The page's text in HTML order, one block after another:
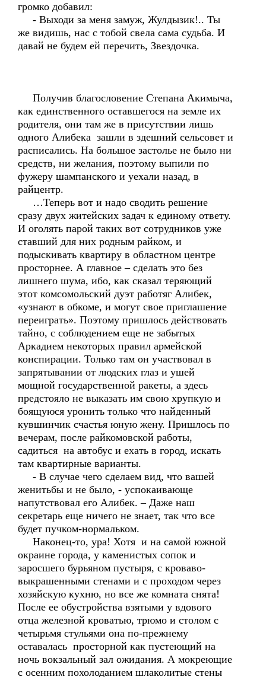
громко добавил:
- Выходи за меня замуж, Жулдызик!.. Ты
же видишь, нас с тобой свела сама судьба. И
давай не будем ей перечить, Звездочка.
Получив благословение Степана Акимыча,
как единственного оставшегося на земле их
родителя, они там же в присутствии лишь
одного Алибека зашли в здешний сельсовет и
расписались. На большое застолье не было ни
средств, ни желания, поэтому выпили по
фужеру шампанского и уехали назад, в
райцентр.
…Теперь вот и надо сводить решение
сразу двух житейских задач к единому ответу.
И оголять парой таких вот сотрудников уже
ставший для них родным райком, и
подыскивать квартиру в областном центре
просторнее. А главное – сделать это без
лишнего шума, ибо, как сказал теряющий
этот комсомольский дуэт работяг Алибек,
«узнают в обкоме, и могут свое приглашение
переиграть». Поэтому пришлось действовать
тайно, с соблюдением еще не забытых
Аркадием некоторых правил армейской
конспирации. Только там он участвовал в
запрятывании от людских глаз и ушей
мощной государственной ракеты, а здесь
предстояло не выказать им свою хрупкую и
боящуюся уронить только что найденный
кувшинчик счастья юную жену. Пришлось по
вечерам, после райкомовской работы,
садиться на автобус и ехать в город, искать
там квартирные варианты.
- В случае чего сделаем вид, что вашей
женитьбы и не было, - успокаивающе
напутствовал его Алибек. – Даже наш
секретарь еще ничего не знает, так что все
будет пучком-нормальком.
Наконец-то, ура! Хотя и на самой южной
окраине города, у каменистых сопок и
заросшего бурьяном пустыря, с кроваво-
выкрашенными стенами и с проходом через
хозяйскую кухню, но все же комната снята!
После ее обустройства взятыми у вдового
отца железной кроватью, трюмо и столом с
четырьмя стульями она по-прежнему
оставалась просторной как пустеющий на
ночь вокзальный зал ожидания. А мокреющие
с осенним похолоданием шлаколитые стены